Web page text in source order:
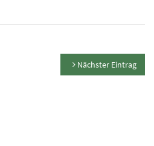
Nächster Eintrag